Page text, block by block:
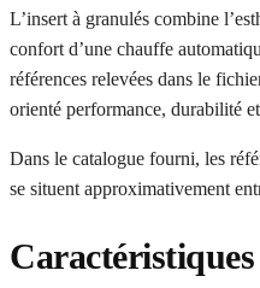
L’insert à granulés combine
confort d’une chauffe
références relevées dans le
orienté performance, durabilité
Dans le catalogue fourni, les
se situent approximativement